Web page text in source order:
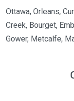
Ottawa, Orleans,
Creek, Bourget,
Gower, Metcalfe,